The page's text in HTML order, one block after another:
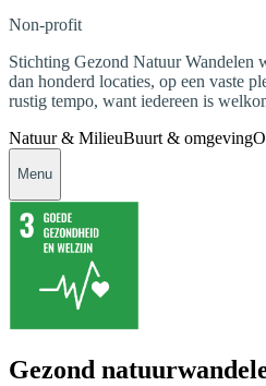
Non-profit
Stichting Gezond Natuur Wandelen
dan honderd locaties, op een vaste
rustig tempo, want iedereen is
Natuur & MilieuBuurt & omgeving
Menu
Gezond